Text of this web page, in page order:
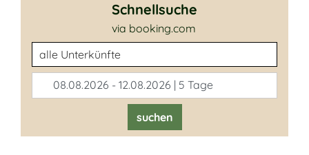
Schnellsuche
via booking.com
Unterkunftsart
08.08.2026 - 12.08.2026 | 5 Tage
suchen